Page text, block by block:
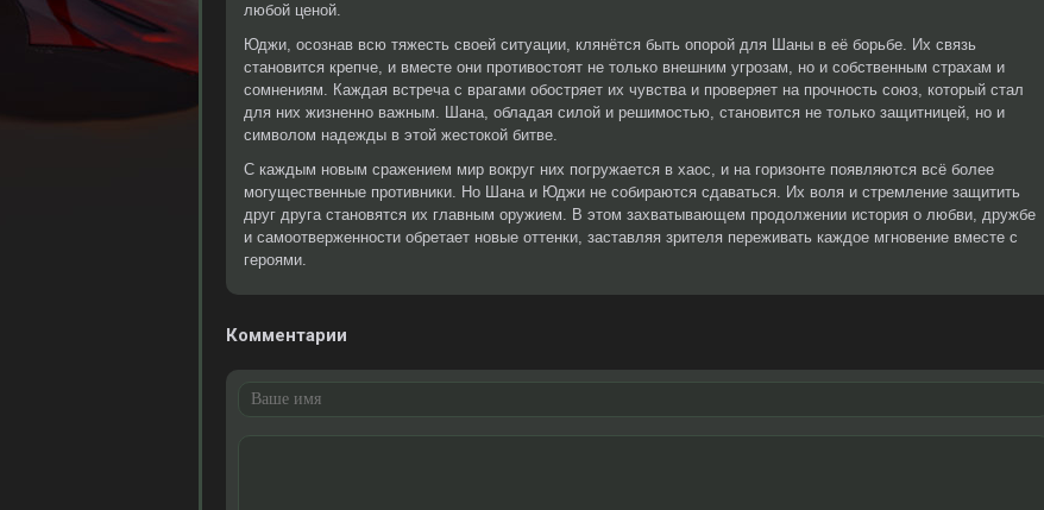
любой ценой.
Юджи, осознав всю тяжесть своей ситуации, клянётся быть опорой для Шаны в её борьбе. Их связь
становится крепче, и вместе они противостоят не только внешним угрозам, но и собственным страхам и
сомнениям. Каждая встреча с врагами обостряет их чувства и проверяет на прочность союз, который стал
для них жизненно важным. Шана, обладая силой и решимостью, становится не только защитницей, но и
символом надежды в этой жестокой битве.
С каждым новым сражением мир вокруг них погружается в хаос, и на горизонте появляются всё более
могущественные противники. Но Шана и Юджи не собираются сдаваться. Их воля и стремление защитить
друг друга становятся их главным оружием. В этом захватывающем продолжении история о любви, дружбе
и самоотверженности обретает новые оттенки, заставляя зрителя переживать каждое мгновение вместе с
героями.
Комментарии